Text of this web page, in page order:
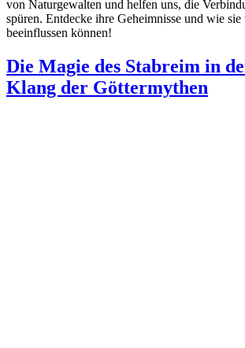
von Naturgewalten und helfen uns, die
spüren. Entdecke ihre Geheimnisse und wie sie
beeinflussen können!
Die Magie des Stabreim in
Klang der Göttermythen